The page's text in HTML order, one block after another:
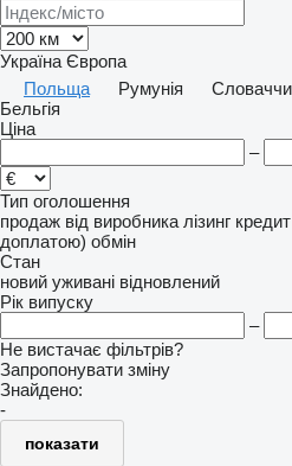
Україна Європа
Польща
Румунія
Бельгія
Ціна
–
Тип оголошення
продаж від виробника лізинг кредит
доплатою) обмін
Стан
новий уживані відновлений
Рік випуску
–
Не вистачає фільтрів?
Запропонувати зміну
Знайдено:
-
показати